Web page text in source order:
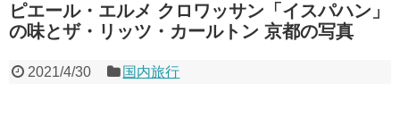
ピエール・エルメ クロワッサン「イスパハン」
の味とザ・リッツ・カールトン 京都の写真
2021/4/30 国内旅行